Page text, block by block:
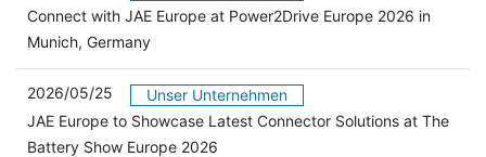
Connect with JAE Europe at Power2Drive Europe 2026 in
Munich, Germany
2026/05/25
Unser Unternehmen
JAE Europe to Showcase Latest Connector Solutions at The
Battery Show Europe 2026